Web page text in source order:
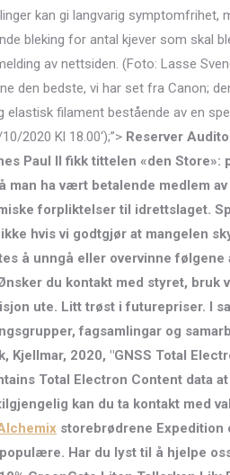
kan gi langvarig symptomfrihet,
bleking for antal kjever som skal
av nettsiden. (Foto: Lasse
den bedste, vi har set fra Canon;
elastisk filament bestående av en
2020 Kl 18.00‘);”> Reserver
Paul II fikk tittelen «den Store»:
man ha vært betalende medlem
forpliktelser til idrettslaget.
hvis vi godtgjør at mangelen
å unngå eller overvinne følgene
du kontakt med styret, bruk
ute. Litt trøst i futurepriser. I
fagsamlingar og
Kjellmar, 2020, "GNSS Total
Total Electron Content data
kan du ta kontakt med
storebrødrene Expedition
Har du lyst til å hjelpe